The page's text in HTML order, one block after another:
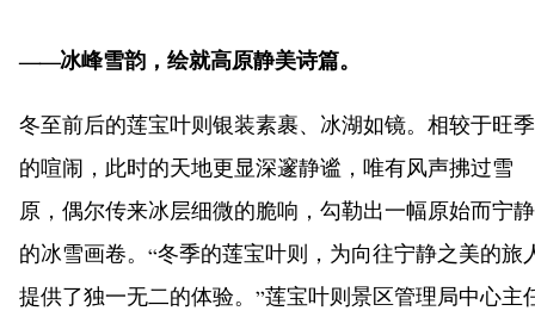
——冰峰雪韵，绘就高原静美诗篇。
冬至前后的莲宝叶则银装素裹、冰湖如镜。相较于旺季
的喧闹，此时的天地更显深邃静谧，唯有风声拂过雪
原，偶尔传来冰层细微的脆响，勾勒出一幅原始而宁静
的冰雪画卷。“冬季的莲宝叶则，为向往宁静之美的旅
提供了独一无二的体验。”莲宝叶则景区管理局中心主